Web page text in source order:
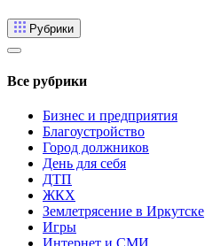
Рубрики
Все рубрики
Бизнес и предприятия
Благоустройство
Город должников
День для себя
ДТП
ЖКХ
Землетрясение в Иркутске
Игры
Интернет и СМИ